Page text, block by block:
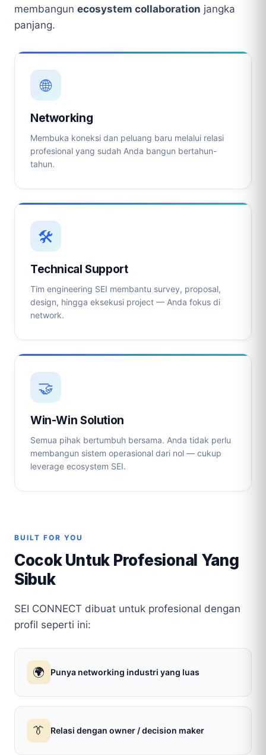
membangun ecosystem collaboration jangka
panjang.
🌐
Networking
Membuka koneksi dan peluang baru melalui relasi
profesional yang sudah Anda bangun bertahun-
tahun.
🛠️
Technical Support
Tim engineering SEI membantu survey, proposal,
design, hingga eksekusi project — Anda fokus di
network.
🤝
Win-Win Solution
Semua pihak bertumbuh bersama. Anda tidak perlu
membangun sistem operasional dari nol — cukup
leverage ecosystem SEI.
BUILT FOR YOU
Cocok Untuk Profesional Yang
Sibuk
SEI CONNECT dibuat untuk profesional dengan
profil seperti ini:
🌍 Punya networking industri yang luas
👔 Relasi dengan owner / decision maker